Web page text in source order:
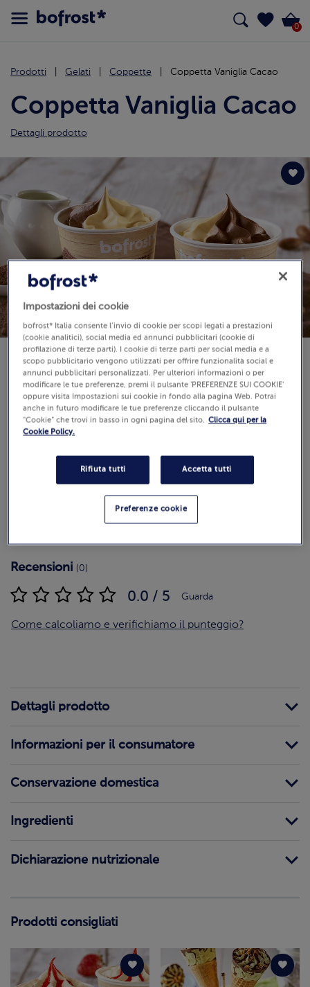
0
Prodotti Gelati Coppette Coppetta Vaniglia Cacao
Coppetta Vaniglia Cacao
Dettagli prodotto
Disponibilità
€ 8,99
Pezzi: 8
Recensioni (0)
0.0 / 5 Guarda
Come calcoliamo e verifichiamo il punteggio?
Dettagli prodotto
Informazioni per il consumatore
Conservazione domestica
Ingredienti
Dichiarazione nutrizionale
Prodotti consigliati
Impostazioni dei cookie
bofrost* Italia consente l’invio di cookie per scopi legati a prestazioni
(cookie analitici), social media ed annunci pubblicitari (cookie di
profilazione di terze parti). I cookie di terze parti per social media e a
scopo pubblicitario vengono utilizzati per offrire funzionalità social e
annunci pubblicitari personalizzati. Per ulteriori informazioni o per
modificare le tue preferenze, premi il pulsante 'PREFERENZE SUI COOKIE'
oppure visita Impostazioni sui cookie in fondo alla pagina Web. Potrai
anche in futuro modificare le tue preferenze cliccando il pulsante
“Cookie” che trovi in basso in ogni pagina del sito. Clicca qui per la
Cookie Policy.
Rifiuta tutti Accetta tutti
Preferenze cookie